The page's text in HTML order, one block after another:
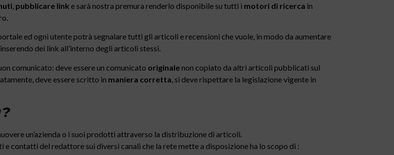
,pubblicare link e sarà nostra premura renderlo disponibile su tutti i motori di ricerca in
ed ogni utente potrà segnalare tutti gli articoli e recensioni che vuole, in modo da aumentare
dei link all’interno degli articoli stessi.
comunicato: deve essere un comunicato originalenon copiato da altri articoli pubblicati sul
deve essere scritto in maniera corretta , si deve rispettare la legislazione vigente in
un’azienda o i suoi prodotti attraverso la distribuzione di articoli.
contatti del redattore sui diversi canali che la rete mette a disposizione ha lo scopo di :